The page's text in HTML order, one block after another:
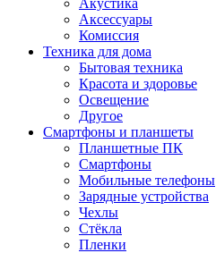
Акустика
Аксессуары
Комиссия
Техника для дома
Бытовая техника
Красота и здоровье
Освещение
Другое
Смартфоны и планшеты
Планшетные ПК
Смартфоны
Мобильные телефоны
Зарядные устройства
Чехлы
Стёкла
Пленки